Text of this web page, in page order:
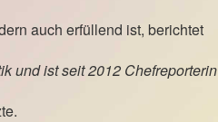
auch erfüllend ist, berichtet
undist seit 2012 Chefreporterin